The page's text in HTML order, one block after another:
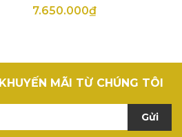
7.650.000₫
MÃI TỪ CHÚNG TÔI
Gửi